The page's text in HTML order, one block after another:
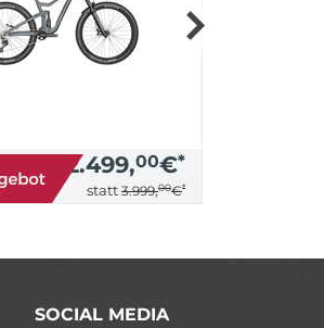
2.499,00€*
statt 3.999,00€*
SOCIAL MEDIA